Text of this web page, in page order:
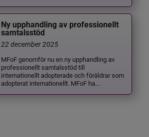
Ny upphandling av professionellt
samtalsstöd
22 december 2025
MFoF genomför nu en ny upphandling av
professionellt samtalsstöd till
internationellt adopterade och föräldrar som
adopterat internationellt. MFoF ha...